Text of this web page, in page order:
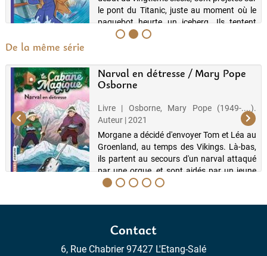
le pont du Titanic, juste au moment où le
paquebot heurte un iceberg. Ils tentent
d'alerter tous les passagers de la
De la même série
Narval en détresse / Mary Pope
Osborne
Livre | Osborne, Mary Pope (1949-....).
Auteur | 2021
Morgane a décidé d'envoyer Tom et Léa au
Groenland, au temps des Vikings. Là-bas,
ils partent au secours d'un narval attaqué
par une orque, et sont aidés par un jeune
garçon, Leif Erikson. Ce dernier décide de
Contact
6, Rue Chabrier 97427 L'Etang-Salé